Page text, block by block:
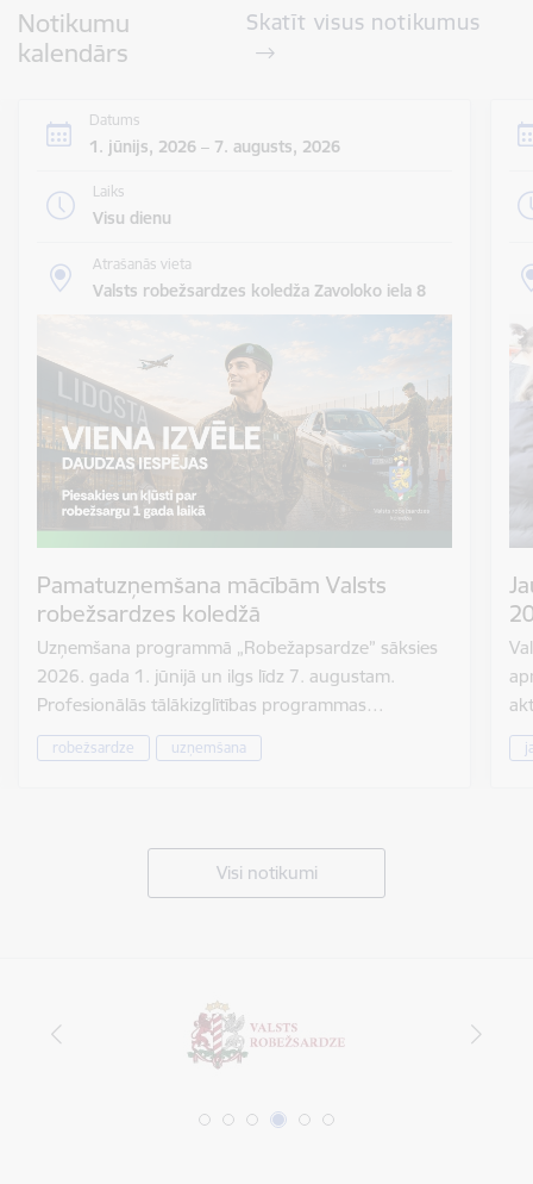
Notikumu
kalendārs
Skatīt visus notikumus
Datums
1. jūnijs, 2026 – 7. augusts, 2026
Laiks
Visu dienu
Atrašanās vieta
Valsts robežsardzes koledža Zavoloko iela 8
Pamatuzņemšana mācībām Valsts
robežsardzes koledžā
Uzņemšana programmā „Robežapsardze” sāksies
2026. gada 1. jūnijā un ilgs līdz 7. augustam.
Profesionālās tālākizglītības programmas…
robežsardze uzņemšana
Visi notikumi